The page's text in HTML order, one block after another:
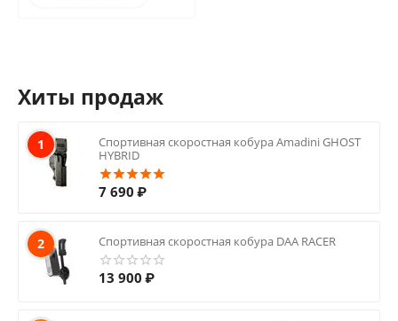
Хиты продаж
1
Спортивная скоростная кобура Amadini GHOST
HYBRID
7 690 ₽
2 Спортивная скоростная кобура DAA RACER
13 900 ₽